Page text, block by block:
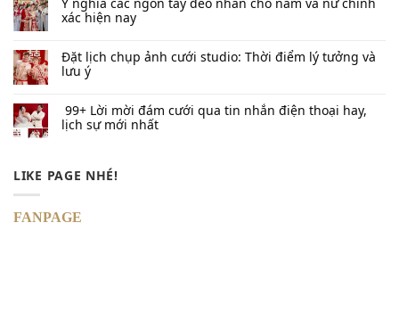
xác hiện nay
Đặt lịch chụp ảnh cưới studio: Thời điểm lý tưởng và
lưu ý
99+ Lời mời đám cưới qua tin nhắn​ điện thoại hay,
lịch sự mới nhất
LIKE PAGE NHÉ!
FANPAGE